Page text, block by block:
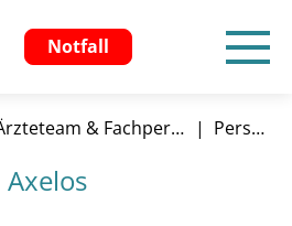
Notfall
& Fachpersonen Person